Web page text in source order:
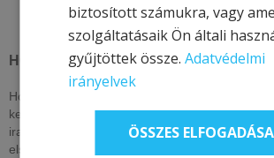
HOTEL & MORE HOTELS
Hotel & More szállodái ezen az oldalon csak itt
kedvezményeket kínálnak. Nézzen vissza akár
iratkozzon fel hírlevelünkre, lájkolja közösségi
elsők között értesüljön kizárólagos és egyedi
biztosított számukra, vagy
szolgáltatásaik Ön általi
gyűjtöttek össze.Adatvédelmi
irányelvek
ÖSSZES ELFOGADÁSA